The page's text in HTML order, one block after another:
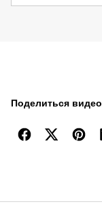
Поделиться видео